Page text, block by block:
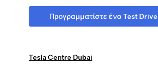
Προγραμματίστε ένα Test Drive
Tesla Centre Dubai